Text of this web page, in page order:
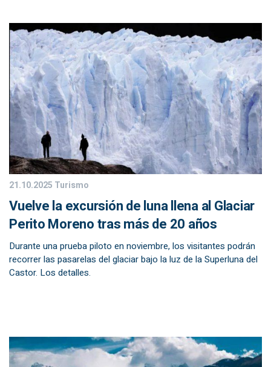
21.10.2025 Turismo
Vuelve la excursión de luna llena al Glaciar
Perito Moreno tras más de 20 años
Durante una prueba piloto en noviembre, los visitantes podrán
recorrer las pasarelas del glaciar bajo la luz de la Superluna del
Castor. Los detalles.